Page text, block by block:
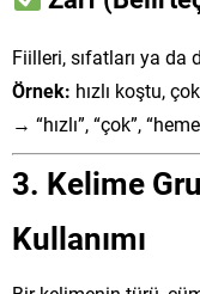
Fiilleri, sıfatları ya da
Örnek: hızlı koştu,
→ “hızlı”, “çok”,
3. Kelime
Kullanımı